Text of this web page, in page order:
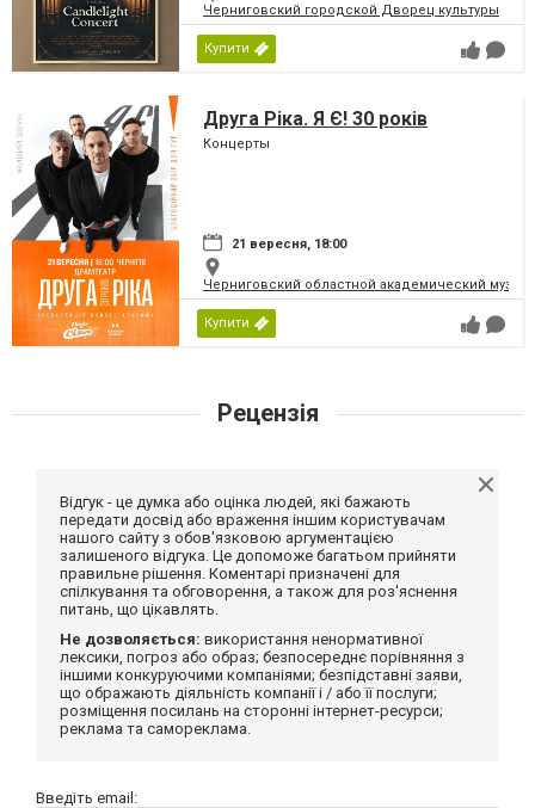
Черниговский городской Дворец культуры
Купити
Друга Ріка. Я Є! 30 років
Концерты
21 вересня, 18:00
Черниговский областной академический
Купити
Рецензія
Відгук - це думка або оцінка людей, які бажають
передати досвід або враження іншим користувачам
нашого сайту з обов'язковою аргументацією
залишеного відгука. Це допоможе багатьом прийняти
правильне рішення. Коментарі призначені для
спілкування та обговорення, а також для роз'яснення
питань, що цікавлять.
Не дозволяється: використання ненормативної
лексики, погроз або образ; безпосереднє порівняння з
іншими конкуруючими компаніями; безпідставні заяви,
що ображають діяльність компанії і / або її послуги;
розміщення посилань на сторонні інтернет-ресурси;
реклама та самореклама.
Введіть email: